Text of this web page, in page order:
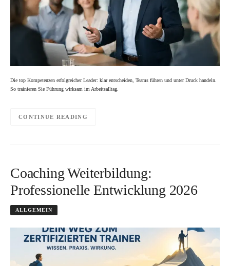
Die top Kompetenzen erfolgreicher Leader: klar entscheiden, Teams führen und unter Druck handeln.
So trainieren Sie Führung wirksam im Arbeitsalltag.
CONTINUE READING
Coaching Weiterbildung:
Professionelle Entwicklung 2026
ALLGEMEIN